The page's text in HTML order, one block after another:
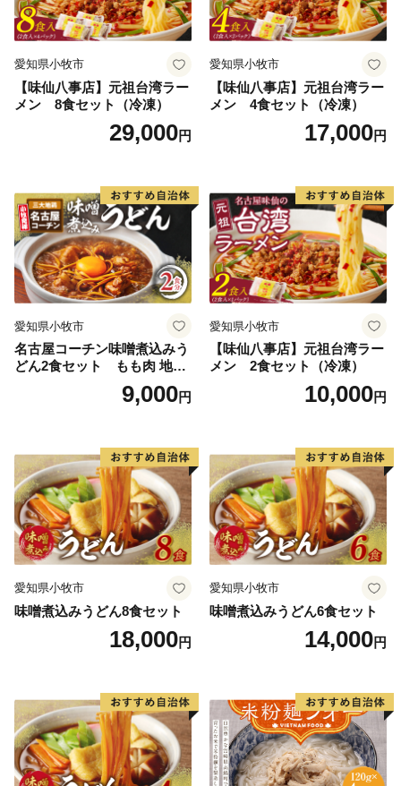
【寄附受領証及びワンストップ特例申請書について】
ップ申請は市発行の申請書を御利用ください。
・なお、ダウンロードした申請書を御利用の場合は、下
佐賀北郵便局 私書箱７号
京都市ふるさと納税業務受託業者（株式会社JTB）
※第五十五号様式の受付処理・通知に関しましては、
(株)JTBならびに(株)シフトセブンコンサルティングが
受託しております。
※(株)エッグ分室宛返信用封筒をお持ちの方は、(株)エ
ッグ分室宛返信用封筒をご利用ください。
・メールアドレスを御登録の方は、受付後メールにて受
付通知をお送りします。
愛知県小牧市
【味仙八事店】元祖台湾ラー
メン 8食セット（冷凍）
29,000円
愛知県小牧市
【味仙八事店】元祖台湾ラー
メン 4食セット（冷凍）
17,000円
愛知県小牧市
名古屋コーチン味噌煮込みう
どん2食セット もも肉 地鶏
9,000円
愛知県小牧市
【味仙八事店】元祖台湾ラー
メン 2食セット（冷凍）
10,000円
愛知県小牧市
味噌煮込みうどん8食セット
18,000円
愛知県小牧市
味噌煮込みうどん6食セット
14,000円